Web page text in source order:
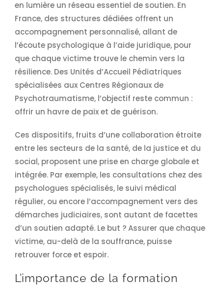
en lumière un réseau essentiel de soutien. En
France, des structures dédiées offrent un
accompagnement personnalisé, allant de
l’écoute psychologique à l’aide juridique, pour
que chaque victime trouve le chemin vers la
résilience. Des Unités d’Accueil Pédiatriques
spécialisées aux Centres Régionaux de
Psychotraumatisme, l’objectif reste commun :
offrir un havre de paix et de guérison.
Ces dispositifs, fruits d’une collaboration étroite
entre les secteurs de la santé, de la justice et du
social, proposent une prise en charge globale et
intégrée. Par exemple, les consultations chez des
psychologues spécialisés, le suivi médical
régulier, ou encore l’accompagnement vers des
démarches judiciaires, sont autant de facettes
d’un soutien adapté. Le but ? Assurer que chaque
victime, au-delà de la souffrance, puisse
retrouver force et espoir.
L’importance de la formation